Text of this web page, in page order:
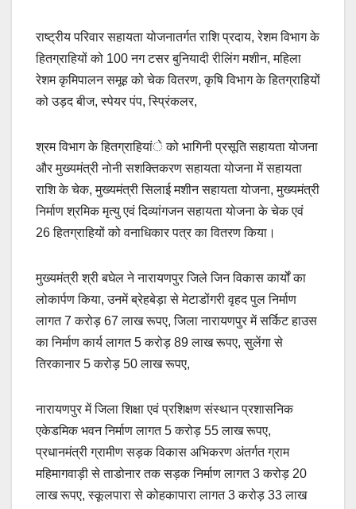
राष्ट्रीय परिवार सहायता योजनातर्गत राशि प्रदाय, रेशम विभाग के
हितग्राहियों को 100 नग टसर बुनियादी रीलिंग मशीन, महिला
रेशम कृमिपालन समूह को चेक वितरण, कृषि विभाग के हितग्राहियों
को उड़द बीज, स्पेयर पंप, स्प्रिंकलर,
श्रम विभाग के हितग्राहियांे को भागिनी प्रसूति सहायता योजना
और मुख्यमंत्री नोनी सशक्तिकरण सहायता योजना में सहायता
राशि के चेक, मुख्यमंत्री सिलाई मशीन सहायता योजना, मुख्यमंत्री
निर्माण श्रमिक मृत्यु एवं दिव्यांगजन सहायता योजना के चेक एवं
26 हितग्राहियों को वनाधिकार पत्र का वितरण किया।
मुख्यमंत्री श्री बघेल ने नारायणपुर जिले जिन विकास कार्यों का
लोकार्पण किया, उनमें ब्रेहबेड़ा से मेटाडोंगरी वृहद पुल निर्माण
लागत 7 करोड़ 67 लाख रूपए, जिला नारायणपुर में सर्किट हाउस
का निर्माण कार्य लागत 5 करोड़ 89 लाख रूपए, सुलेंगा से
तिरकानार 5 करोड़ 50 लाख रूपए,
नारायणपुर में जिला शिक्षा एवं प्रशिक्षण संस्थान प्रशासनिक
एकेडमिक भवन निर्माण लागत 5 करोड़ 55 लाख रूपए,
प्रधानमंत्री ग्रामीण सड़क विकास अभिकरण अंतर्गत ग्राम
महिमागवाड़ी से ताडोनार तक सड़क निर्माण लागत 3 करोड़ 20
लाख रूपए, स्कूलपारा से कोहकापारा लागत 3 करोड़ 33 लाख